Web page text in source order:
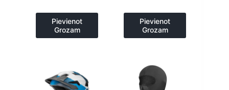
Pievienot
Grozam
Pievienot
Grozam